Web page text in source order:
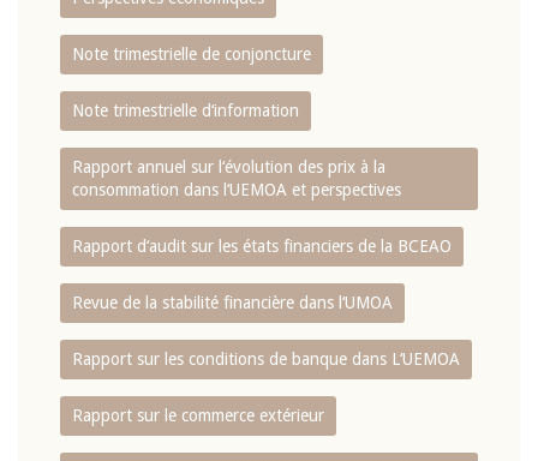
Note trimestrielle de conjoncture
Note trimestrielle d‘information
Rapport annuel sur l‘évolution des prix à la
consommation dans l‘UEMOA et perspectives
Rapport d‘audit sur les états financiers de la BCEAO
Revue de la stabilité financière dans l‘UMOA
Rapport sur les conditions de banque dans L‘UEMOA
Rapport sur le commerce extérieur